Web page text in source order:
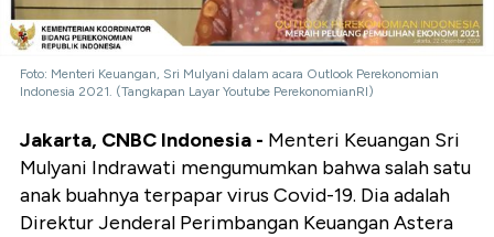
Foto: Menteri Keuangan, Sri Mulyani dalam acara Outlook Perekonomian
Indonesia 2021. (Tangkapan Layar Youtube PerekonomianRI)
Jakarta, CNBC Indonesia - Menteri Keuangan Sri
Mulyani Indrawati mengumumkan bahwa salah satu
anak buahnya terpapar virus Covid-19. Dia adalah
Direktur Jenderal Perimbangan Keuangan Astera